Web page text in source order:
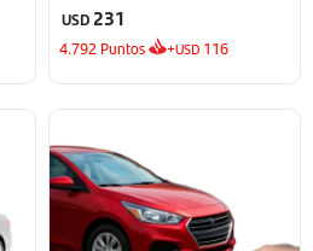
USD 231
4.792 Puntos +USD 116